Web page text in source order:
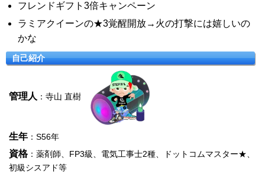
フレンドギフト3倍キャンペーン
ラミアクイーンの★3覚醒開放→火の打撃には嬉しいの
かな
自己紹介
管理人 ：寺山 直樹
生年 ：S56年
資格：薬剤師、FP3級、電気工事士2種、ドットコムマスター★、
初級シスアド等